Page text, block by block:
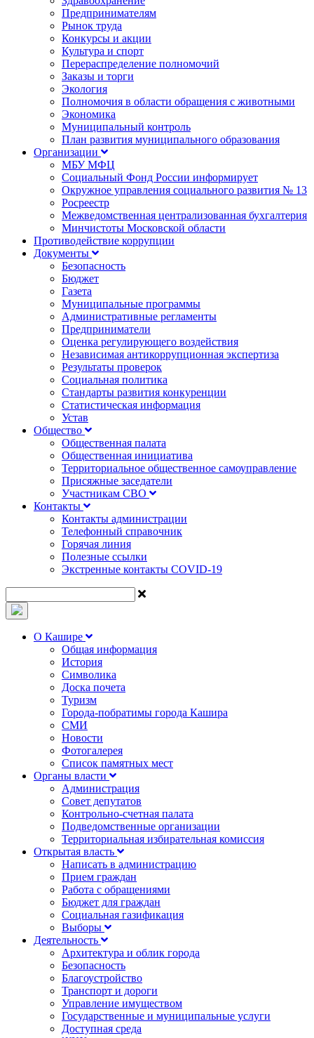
Предпринимателям
Рынок труда
Конкурсы и акции
Культура и спорт
Перераспределение полномочий
Заказы и торги
Экология
Полномочия в области обращения с животными
Экономика
Муниципальный контроль
План развития муниципального образования
Организации
МБУ МФЦ
Социальный Фонд России информирует
Окружное управления социального развития № 13
Росреестр
Межведомственная централизованная бухгалтерия
Минчистоты Московской области
Противодействие коррупции
Документы
Безопасность
Бюджет
Газета
Муниципальные программы
Административные регламенты
Предприниматели
Оценка регулирующего воздействия
Независимая антикоррупционная экспертиза
Результаты проверок
Социальная политика
Стандарты развития конкуренции
Статистическая информация
Устав
Общество
Общественная палата
Общественная инициатива
Территориальное общественное самоуправление
Присяжные заседатели
Участникам СВО
Контакты
Контакты администрации
Телефонный справочник
Горячая линия
Полезные ссылки
Экстренные контакты COVID-19
О Кашире
Общая информация
История
Символика
Доска почета
Туризм
Города-побратимы города Кашира
СМИ
Новости
Фотогалерея
Список памятных мест
Органы власти
Администрация
Совет депутатов
Контрольно-счетная палата
Подведомственные организации
Территориальная избирательная комиссия
Открытая власть
Написать в администрацию
Прием граждан
Работа с обращениями
Бюджет для граждан
Социальная газификация
Выборы
Деятельность
Архитектура и облик города
Безопасность
Благоустройство
Транспорт и дороги
Управление имуществом
Государственные и муниципальные услуги
Доступная среда